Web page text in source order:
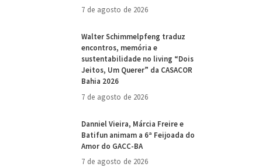
7 de agosto de 2026
Walter Schimmelpfeng traduz
encontros, memória e
sustentabilidade no living “Dois
Jeitos, Um Querer” da CASACOR
Bahia 2026
7 de agosto de 2026
Danniel Vieira, Márcia Freire e
Batifun animam a 6ª Feijoada do
Amor do GACC-BA
7 de agosto de 2026